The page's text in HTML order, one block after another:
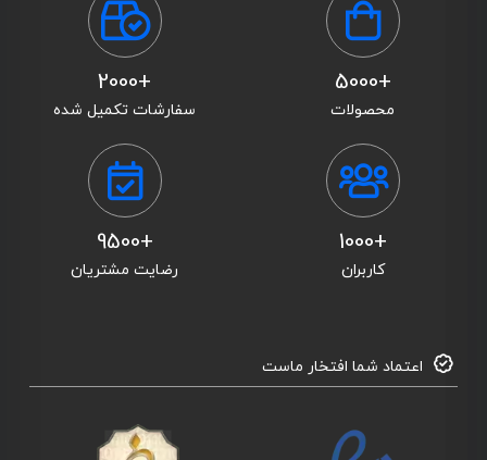
+5000
محصولات
+2000
سفارشات تکمیل شده
+1000
کاربران
+9500
رضایت مشتریان
اعتماد شما افتخار ماست